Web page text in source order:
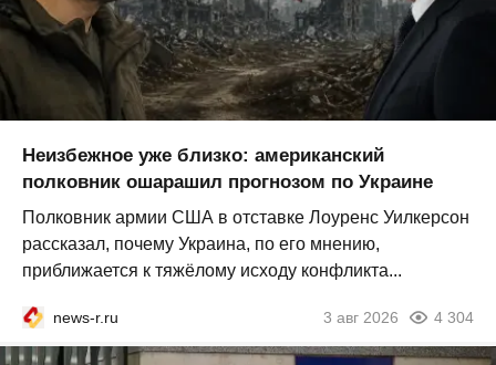
Неизбежное уже близко: американский
полковник ошарашил прогнозом по Украине
Полковник армии США в отставке Лоуренс Уилкерсон
рассказал, почему Украина, по его мнению,
приближается к тяжёлому исходу конфликта...
news-r.ru 3 авг 2026 4 304